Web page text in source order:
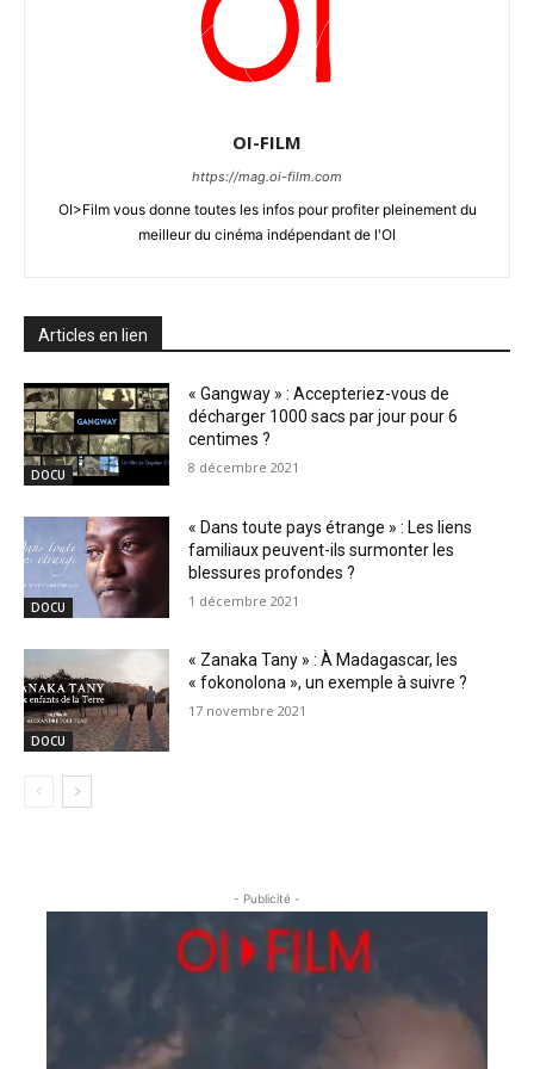
OI-FILM
https://mag.oi-film.com
OI>Film vous donne toutes les infos pour profiter pleinement du
meilleur du cinéma indépendant de l'OI
Articles en lien
DOCU
« Gangway » : Accepteriez-vous de
décharger 1000 sacs par jour pour 6
centimes ?
8 décembre 2021
DOCU
« Dans toute pays étrange » : Les liens
familiaux peuvent-ils surmonter les
blessures profondes ?
1 décembre 2021
DOCU
« Zanaka Tany » : À Madagascar, les
« fokonolona », un exemple à suivre ?
17 novembre 2021
- Publicité -